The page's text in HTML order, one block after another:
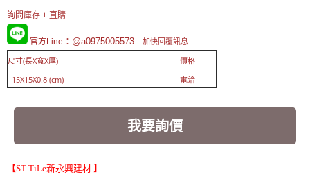
詢問庫存 + 直購
官方Line ：@a0975005573 加快回覆訊息
尺寸(長X寬X厚)
價格
15X15X0.8 (cm)
電洽
我要詢價
【ST TiLe新永興建材 】